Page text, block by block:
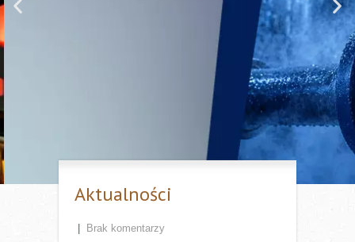
Instalacje parowe i kondensatu to zazwyczaj złożony
układ składający się z setek metrów rurociągów i
odbiorników ciepła, w których zachodzą procesy
wymiany ciepła. Elementem łączącym dwa światy, tj.
świat pary i kondensatu, jest odwadniacz. To on, obok
zaworów odcinających, jest najczęściej występującym
Przejdź do artykułu
Aktualności
Brak komentarzy